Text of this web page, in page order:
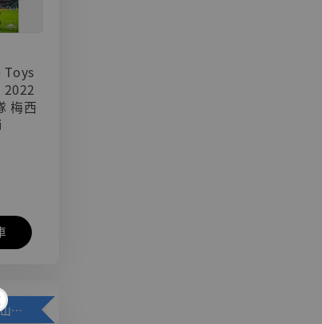
梅西
加購優惠【悟空 鳥山明紀念款 [奇蹟工作室]】